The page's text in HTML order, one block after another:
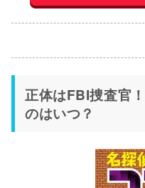
正体はFBI捜査官
のはいつ？